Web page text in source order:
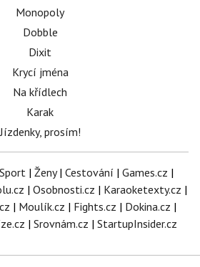
Monopoly
Dobble
Dixit
Krycí jména
Na křídlech
Karak
Jízdenky, prosím!
Sport | Ženy| Cestování | Games.cz |
| Osobnosti.cz | Karaoketexty.cz |
| Moulík.cz | Fights.cz | Dokina.cz |
| Srovnám.cz | StartupInsider.cz